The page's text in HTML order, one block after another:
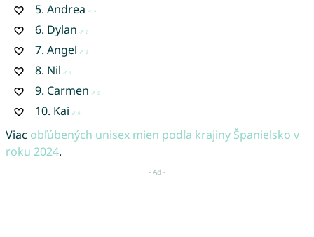
5. Andrea
6. Dylan
7. Angel
8. Nil
9. Carmen
10. Kai
Viac obľúbených unisex mien podľa krajiny Španielsko v
roku 2024.